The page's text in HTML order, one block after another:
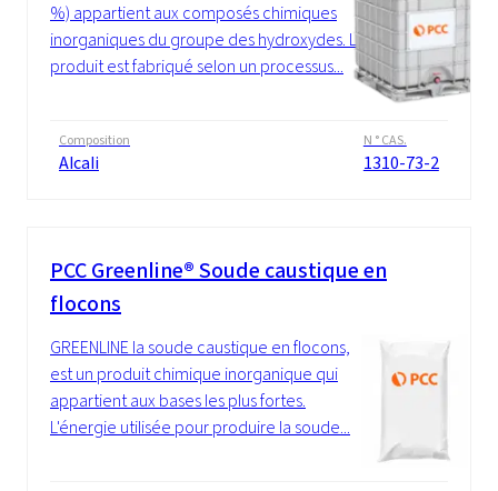
%) appartient aux composés chimiques
inorganiques du groupe des hydroxydes. Le
produit est fabriqué selon un processus...
Composition
Alcali
N ° CAS.
1310-73-2
PCC Greenline® Soude caustique en
flocons
GREENLINE la soude caustique en flocons,
est un produit chimique inorganique qui
appartient aux bases les plus fortes.
L'énergie utilisée pour produire la soude...